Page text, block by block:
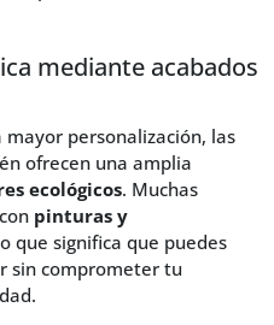
mediante acabados
mayor personalización, las
ofrecen una amplia
ecológicos. Muchas
pinturas y
que significa que puedes
sin comprometer tu